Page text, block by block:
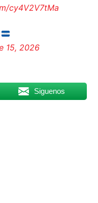
cy4V2V7tMa
15, 2026
Siguenos